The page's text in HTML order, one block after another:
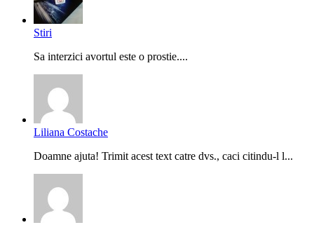
Stiri
Sa interzici avortul este o prostie....
Liliana Costache
Doamne ajuta! Trimit acest text catre dvs., caci citindu-l l...